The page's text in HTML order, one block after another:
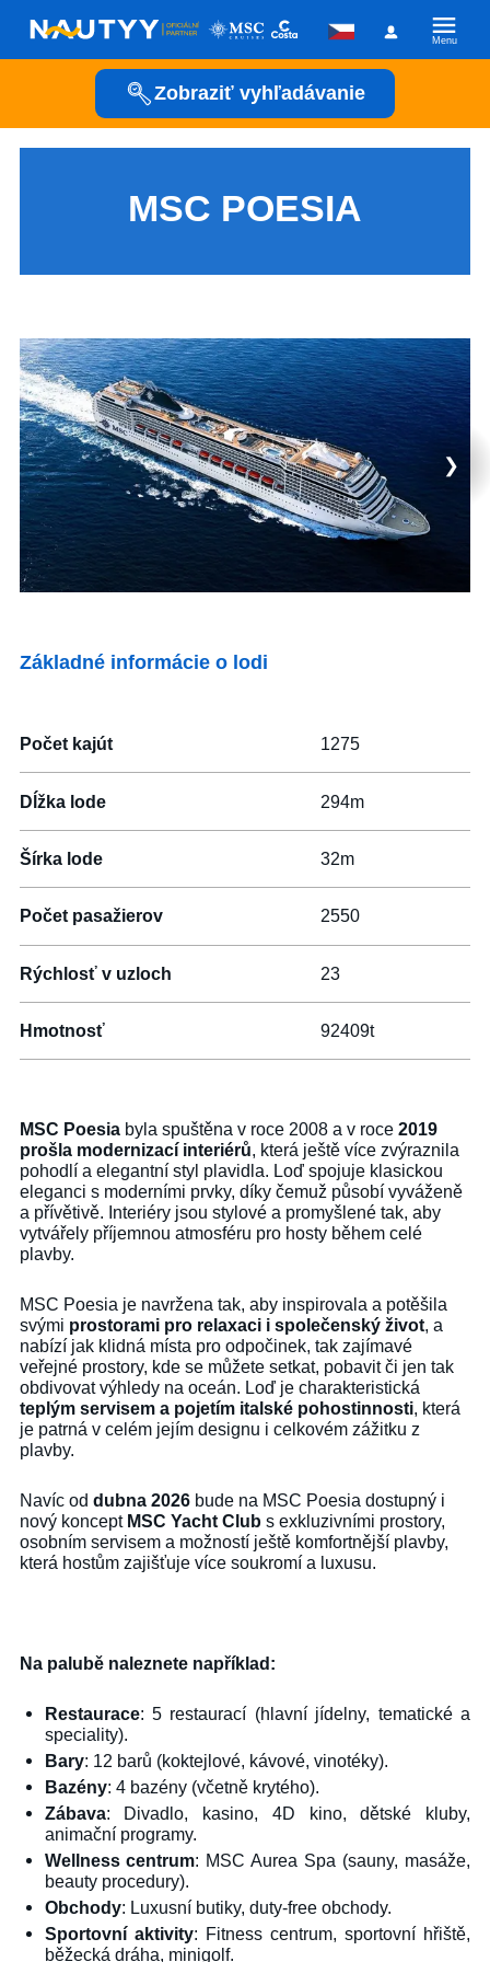
Menu
Zobraziť vyhľadávanie
Posádka
Plavební společnost
Ktorákoľvek
S delegátom
Akčné plavby
Pokročilé filtrování
Reset filtrů
MSC POESIA
❯
Základné informácie o lodi
Počet kajút 1275
Dĺžka lode 294m
Šírka lode 32m
Počet pasažierov 2550
Rýchlosť v uzloch 23
Hmotnosť 92409t
MSC Poesia byla spuštěna v roce 2008 a v roce 2019
prošla modernizací interiérů, která ještě více zvýraznila
pohodlí a elegantní styl plavidla. Loď spojuje klasickou
eleganci s moderními prvky, díky čemuž působí vyváženě
a přívětivě. Interiéry jsou stylové a promyšlené tak, aby
vytvářely příjemnou atmosféru pro hosty během celé
plavby.
MSC Poesia je navržena tak, aby inspirovala a potěšila
svými prostorami pro relaxaci i společenský život, a
nabízí jak klidná místa pro odpočinek, tak zajímavé
veřejné prostory, kde se můžete setkat, pobavit či jen tak
obdivovat výhledy na oceán. Loď je charakteristická
teplým servisem a pojetím italské pohostinnosti, která
je patrná v celém jejím designu i celkovém zážitku z
plavby.
Navíc od dubna 2026 bude na MSC Poesia dostupný i
nový koncept MSC Yacht Club s exkluzivními prostory,
osobním servisem a možností ještě komfortnější plavby,
která hostům zajišťuje více soukromí a luxusu.
Na palubě naleznete například:
Restaurace: 5 restaurací (hlavní jídelny, tematické a
speciality).
Bary: 12 barů (koktejlové, kávové, vinotéky).
Bazény: 4 bazény (včetně krytého).
Zábava: Divadlo, kasino, 4D kino, dětské kluby,
animační programy.
Wellness centrum: MSC Aurea Spa (sauny, masáže,
beauty procedury).
Obchody: Luxusní butiky, duty-free obchody.
Sportovní aktivity: Fitness centrum, sportovní hřiště,
běžecká dráha, minigolf.